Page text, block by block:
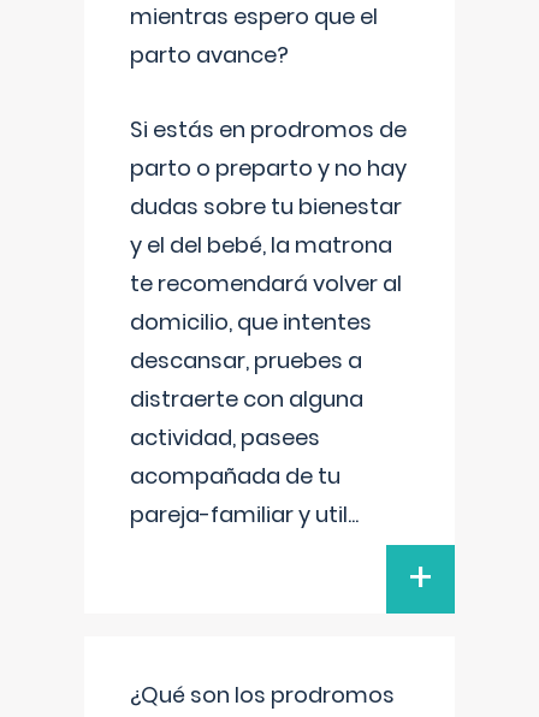
mientras espero que el
parto avance?
Si estás en prodromos de
parto o preparto y no hay
dudas sobre tu bienestar
y el del bebé, la matrona
te recomendará volver al
domicilio, que intentes
descansar, pruebes a
distraerte con alguna
actividad, pasees
acompañada de tu
pareja-familiar y util...
+
¿Qué son los prodromos